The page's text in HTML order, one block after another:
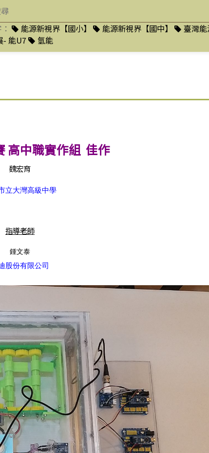
： 能源新視界【國小】 能源新視界【國中】
臺灣
- 能U7
氫能
高中職實作組 佳作
魏宏育
立大灣高級中學
指導老師
鍾文泰
股份有限公司